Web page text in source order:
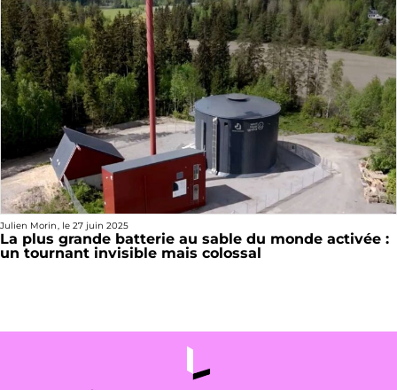
Julien Morin, le 27 juin 2025
La plus grande batterie au sable du monde activée :
un tournant invisible mais colossal